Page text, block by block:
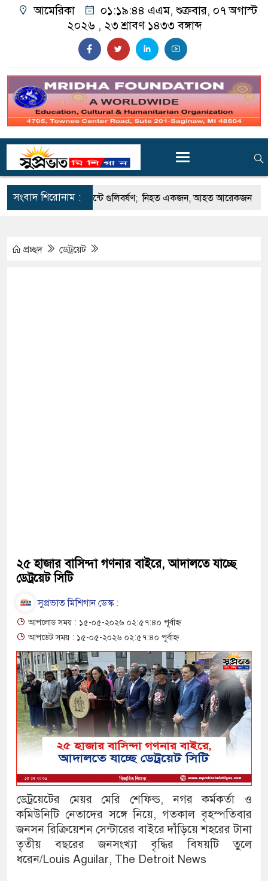
আমেরিকা ০১:১৯:৪৫ এএম, শুক্রবার, ০৭ অগাস্ট
২০২৬ , ২৩ শ্রাবণ ১৪৩৩ বঙ্গাব্দ
সংবাদ শিরোনাম :
অ্যাপার্টমেন্টে গুলিবর্ষণ; নিহত একজন, আহত আরেকজন প্রথম দিনেই
প্রচ্ছদ ডেট্রয়েট
২৫ হাজার বাসিন্দা গণনার বাইরে, আদালতে যাচ্ছে
ডেট্রয়েট সিটি
সুপ্রভাত মিশিগান ডেস্ক :
আপলোড সময় : ১৫-০৫-২০২৬ ০২:৫৭:৪০ পূর্বাহ্ন
আপডেট সময় : ১৫-০৫-২০২৬ ০২:৫৭:৪০ পূর্বাহ্ন
ডেট্রয়েটের মেয়র মেরি শেফিল্ড, নগর কর্মকর্তা ও
কমিউনিটি নেতাদের সঙ্গে নিয়ে, গতকাল বৃহস্পতিবার
জনসন রিক্রিয়েশন সেন্টারের বাইরে দাঁড়িয়ে শহরের টানা
তৃতীয় বছরের জনসংখ্যা বৃদ্ধির বিষয়টি তুলে
ধরেন/Louis Aguilar, The Detroit News